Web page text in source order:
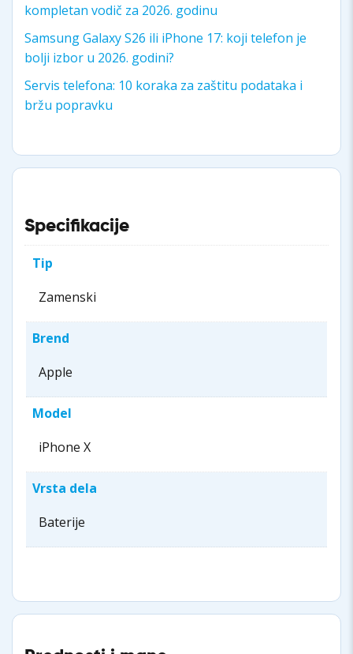
kompletan vodič za 2026. godinu
Samsung Galaxy S26 ili iPhone 17: koji telefon je
bolji izbor u 2026. godini?
Servis telefona: 10 koraka za zaštitu podataka i
bržu popravku
Specifikacije
Tip
Zamenski
Brend
Apple
Model
iPhone X
Vrsta dela
Baterije